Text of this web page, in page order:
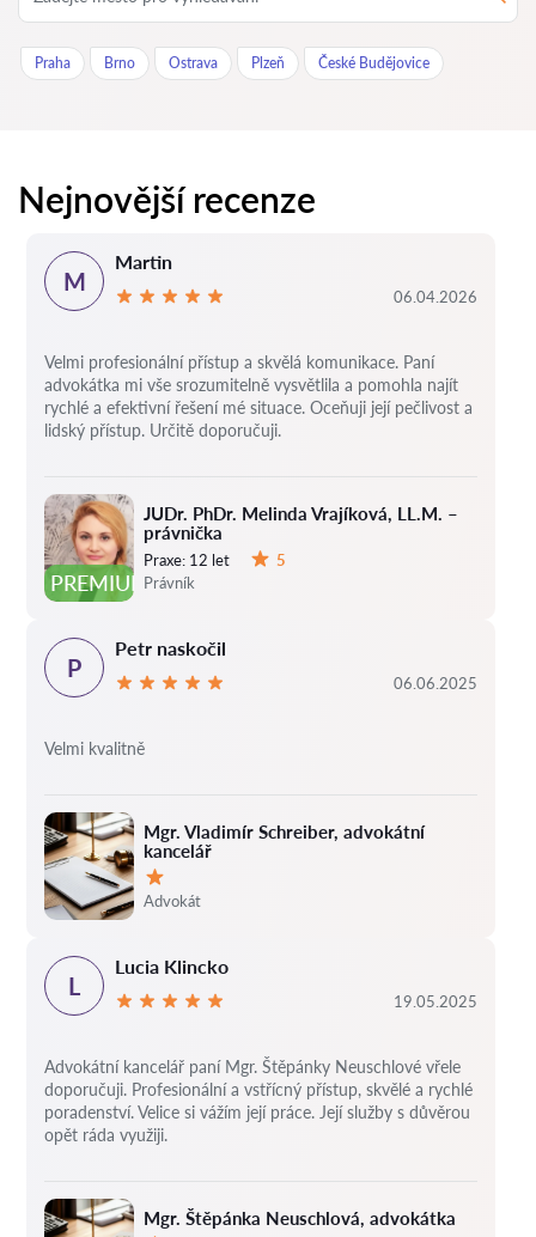
Praha Brno Ostrava Plzeň České Budějovice
Nejnovější recenze
PREMIUM
JUDr. PhDr. Melinda Vrajíková, LL.M. –
právnička
Praxe: 12 let
5
Právník
M
Martin
06.04.2026
Velmi profesionální přístup a skvělá komunikace. Paní
advokátka mi vše srozumitelně vysvětlila a pomohla najít
rychlé a efektivní řešení mé situace. Oceňuji její pečlivost a
lidský přístup. Určitě doporučuji.
Mgr. Vladimír Schreiber, advokátní
kancelář
Hodnocení:
Advokát
P
Petr naskočil
06.06.2025
Velmi kvalitně
Mgr. Štěpánka Neuschlová, advokátka
L
Lucia Klincko
19.05.2025
Advokátní kancelář paní Mgr. Štěpánky Neuschlové vřele
doporučuji. Profesionální a vstřícný přístup, skvělé a rychlé
poradenství. Velice si vážím její práce. Její služby s důvěrou
opět ráda využiji.